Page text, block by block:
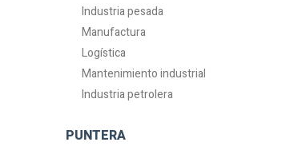
Industria pesada
Manufactura
Logística
Mantenimiento industrial
Industria petrolera
PUNTERA